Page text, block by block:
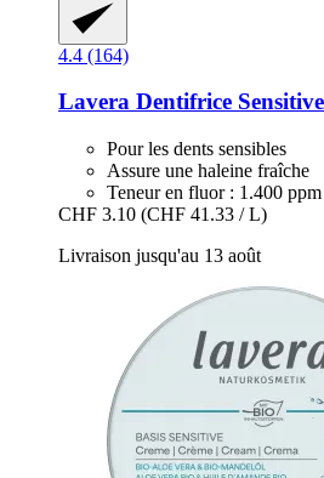
4.4 (164)
Lavera Dentifrice
Pour les dents sensibles
Assure une haleine fraîche
Teneur en fluor : 1.400 ppm
CHF 3.10 (CHF 41.33 / L)
Livraison jusqu'au 13 août